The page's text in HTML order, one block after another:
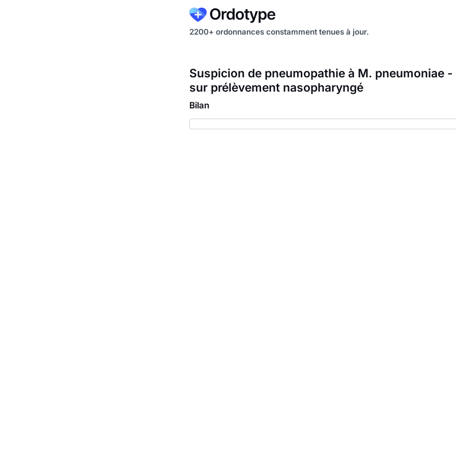
2200+ ordonnances constamment tenues à jour.
Suspicion de pneumopathie à M. pneumoniae -
sur prélèvement nasopharyngé
Bilan